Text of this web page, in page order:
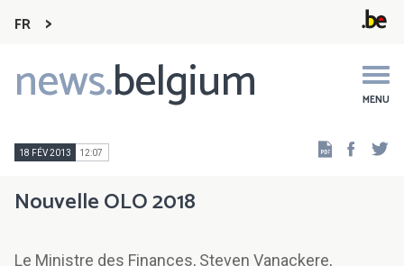
FR
news.belgium MENU
Main
navigation
18 FÉV 2013 12:07
Nouvelle OLO 2018
Le Ministre des Finances, Steven Vanackere,